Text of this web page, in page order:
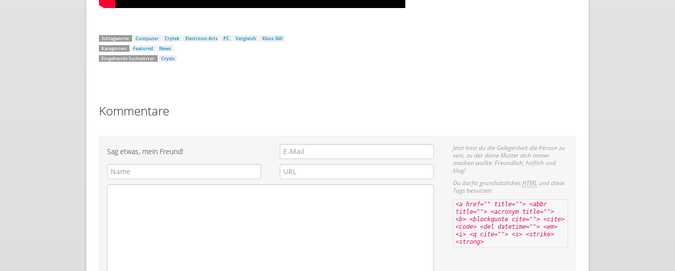
Schlagworte: Computer Crytek Electronic Arts PC Vergleich
Xbox 360
Kategorien:
Featured
News
Eingehende Suchwörter:
Crysis
Kommentare
Sag etwas, mein Freund!
Jetzt hast du die Gelegenheit die Person zu
sein, zu der deine Mutter dich immer
machen wollte: Freundlich, höflich und
klug!
Du darfst grundsätzlichesHTML und diese
Tags benutzen:
<a href="" title=""> <abbr
title=""> <acronym title="">
<b> <blockquote cite=""> <cite>
<code> <del datetime=""> <em>
<i> <q cite=""> <s> <strike>
<strong>